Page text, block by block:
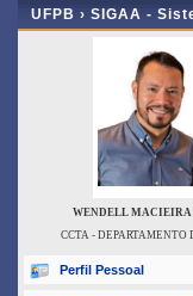
UFPB › SIGAA -
WENDELL MACIEIRA
CCTA - DEPARTAMENTO
Perfil Pessoal